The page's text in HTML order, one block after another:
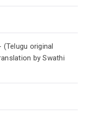
original
by Swathi